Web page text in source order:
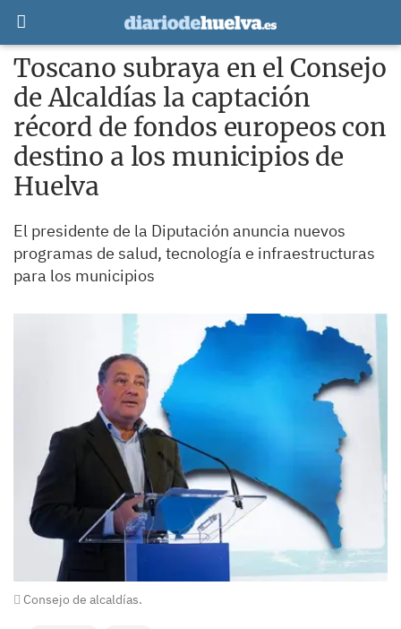
Toscano subraya en el Consejo
de Alcaldías la captación
récord de fondos europeos con
destino a los municipios de
Huelva
El presidente de la Diputación anuncia nuevos
programas de salud, tecnología e infraestructuras
para los municipios
Consejo de alcaldías.